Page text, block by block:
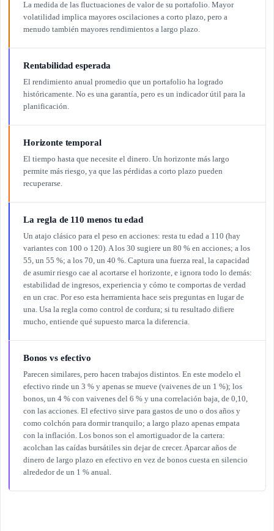
La medida de las fluctuaciones de valor de su portafolio. Mayor
volatilidad implica mayores oscilaciones a corto plazo, pero a
menudo también mayores rendimientos a largo plazo.
Rentabilidad esperada
El rendimiento anual promedio que un portafolio ha logrado
históricamente. No es una garantía, pero es un indicador útil para la
planificación.
Horizonte temporal
El tiempo hasta que necesite el dinero. Un horizonte más largo
permite más riesgo, ya que las pérdidas a corto plazo pueden
recuperarse.
La regla de 110 menos tu edad
Un atajo clásico para el peso en acciones: resta tu edad a 110 (hay
variantes con 100 o 120). A los 30 sugiere un 80 % en acciones; a los
55, un 55 %; a los 70, un 40 %. Captura una fuerza real, la capacidad
de asumir riesgo cae al acortarse el horizonte, e ignora todo lo demás:
estabilidad de ingresos, experiencia y cómo te comportas de verdad
en un crac. Por eso esta herramienta hace seis preguntas en lugar de
una. Usa la regla como control de cordura; si tu resultado difiere
mucho, entiende qué supuesto marca la diferencia.
Bonos vs efectivo
Parecen similares, pero hacen trabajos distintos. En este modelo el
efectivo rinde un 3 % y apenas se mueve (vaivenes de un 1 %); los
bonos, un 4 % con vaivenes del 6 % y una correlación baja, de 0,10,
con las acciones. El efectivo sirve para gastos de uno o dos años y
como colchón para dormir tranquilo; a largo plazo apenas empata
con la inflación. Los bonos son el amortiguador de la cartera:
acolchan las caídas bursátiles sin dejar de crecer. Aparcar años de
dinero de largo plazo en efectivo en vez de bonos cuesta en silencio
alrededor de un 1 % anual.